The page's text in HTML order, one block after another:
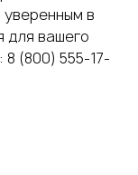
уверенным в
для вашего
(800) 555-17-